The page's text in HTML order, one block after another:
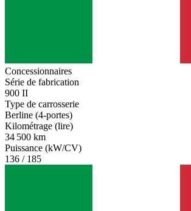
Concessionnaires
Série de fabrication
900 II
Type de carrosserie
Berline (4-portes)
Kilométrage (lire)
34 500 km
Puissance (kW/CV)
136 / 185